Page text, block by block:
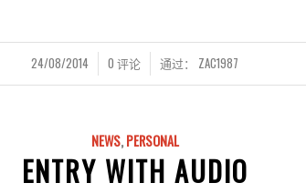
24/08/2014
/ 0 评论 通过： ZAC1987
NEWS,PERSONAL
ENTRY WITH AUDIO